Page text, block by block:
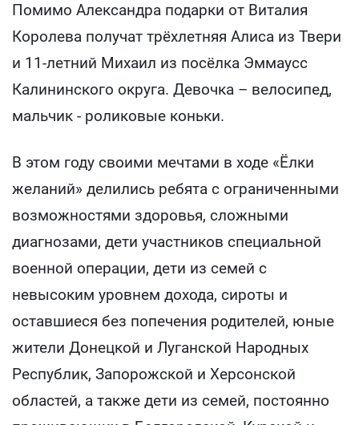
Помимо Александра подарки от Виталия
Королева получат трёхлетняя Алиса из Твери
и 11-летний Михаил из посёлка Эммаусс
Калининского округа. Девочка – велосипед,
мальчик - роликовые коньки.
В этом году своими мечтами в ходе «Ёлки
желаний» делились ребята с ограниченными
возможностями здоровья, сложными
диагнозами, дети участников специальной
военной операции, дети из семей с
невысоким уровнем дохода, сироты и
оставшиеся без попечения родителей, юные
жители Донецкой и Луганской Народных
Республик, Запорожской и Херсонской
областей, а также дети из семей, постоянно